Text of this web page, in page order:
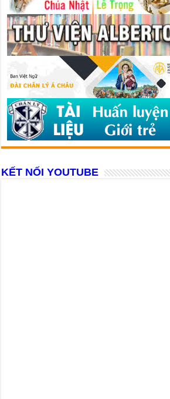
KẾT NỐI YOUTUBE